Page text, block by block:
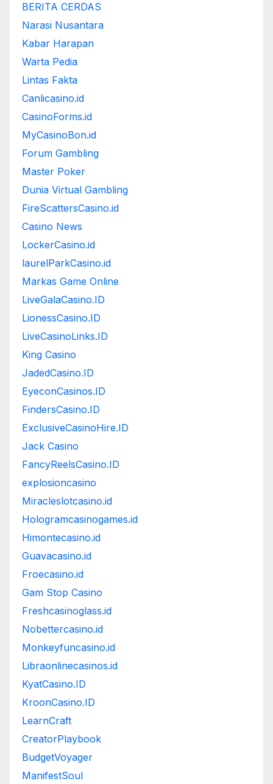
BERITA CERDAS
Narasi Nusantara
Kabar Harapan
Warta Pedia
Lintas Fakta
Canlicasino.id
CasinoForms.id
MyCasinoBon.id
Forum Gambling
Master Poker
Dunia Virtual Gambling
FireScattersCasino.id
Casino News
LockerCasino.id
laurelParkCasino.id
Markas Game Online
LiveGalaCasino.ID
LionessCasino.ID
LiveCasinoLinks.ID
King Casino
JadedCasino.ID
EyeconCasinos.ID
FindersCasino.ID
ExclusiveCasinoHire.ID
Jack Casino
FancyReelsCasino.ID
explosioncasino
Miracleslotcasino.id
Hologramcasinogames.id
Himontecasino.id
Guavacasino.id
Froecasino.id
Gam Stop Casino
Freshcasinoglass.id
Nobettercasino.id
Monkeyfuncasino.id
Libraonlinecasinos.id
KyatCasino.ID
KroonCasino.ID
LearnCraft
CreatorPlaybook
BudgetVoyager
ManifestSoul